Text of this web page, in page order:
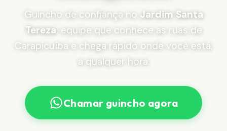
Guincho de confiança no Jardim Santa
Tereza: equipe que conhece as ruas de
Carapicuíba e chega rápido onde você está,
a qualquer hora.
Chamar guincho agora